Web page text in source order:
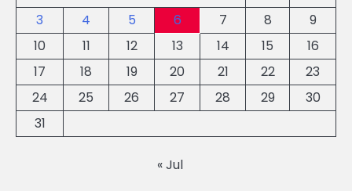
3
4 5 6 7 8
9
10
11 12 13 14 15
16
17
18 19 20 21 22
23
24
25 26 27 28 29
30
31
« Jul